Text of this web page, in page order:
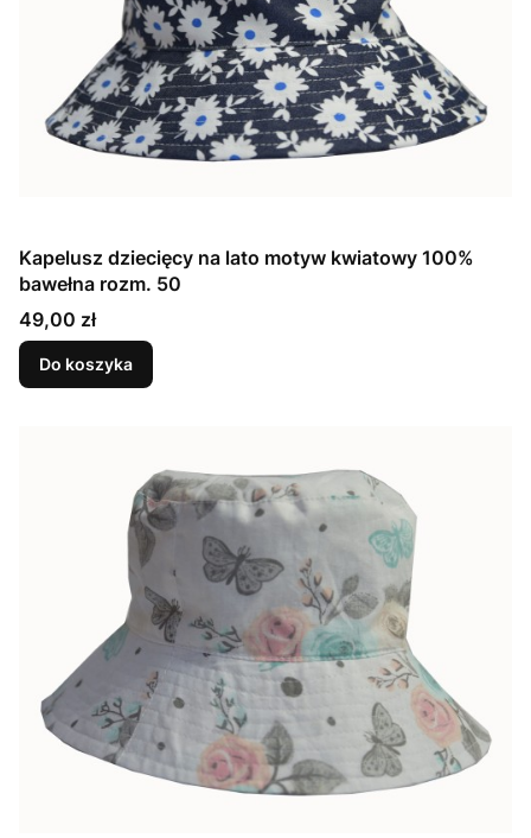
Kapelusz dziecięcy na lato motyw kwiatowy 100%
bawełna rozm. 50
Cena
49,00 zł
Do koszyka